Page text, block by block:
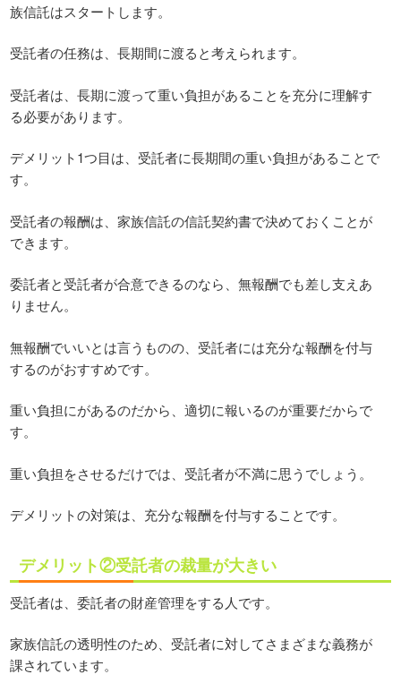
族信託はスタートします。
受託者の任務は、長期間に渡ると考えられます。
受託者は、長期に渡って重い負担があることを充分に理解す
る必要があります。
デメリット1つ目は、受託者に長期間の重い負担があることで
す。
受託者の報酬は、家族信託の信託契約書で決めておくことが
できます。
委託者と受託者が合意できるのなら、無報酬でも差し支えあ
りません。
無報酬でいいとは言うものの、受託者には充分な報酬を付与
するのがおすすめです。
重い負担にがあるのだから、適切に報いるのが重要だからで
す。
重い負担をさせるだけでは、受託者が不満に思うでしょう。
デメリットの対策は、充分な報酬を付与することです。
デメリット②受託者の裁量が大きい
受託者は、委託者の財産管理をする人です。
家族信託の透明性のため、受託者に対してさまざまな義務が
課されています。